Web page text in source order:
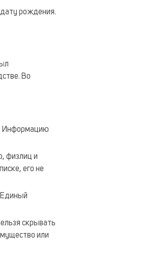
рождения.
Во
Информацию
физлиц и
его не
скрывать
или